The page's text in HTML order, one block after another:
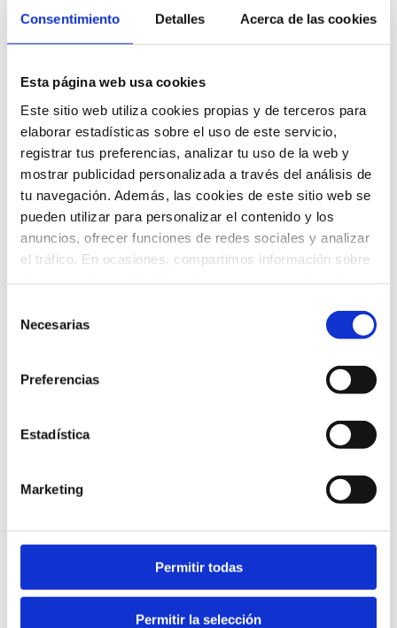
Consentimiento Detalles Acerca de las cookies
Esta página web usa cookies
Este sitio web utiliza cookies propias y de terceros para
elaborar estadísticas sobre el uso de este servicio,
registrar tus preferencias, analizar tu uso de la web y
mostrar publicidad personalizada a través del análisis de
tu navegación. Además, las cookies de este sitio web se
pueden utilizar para personalizar el contenido y los
anuncios, ofrecer funciones de redes sociales y analizar
el tráfico. En ocasiones, compartimos información sobre
ubicados en países fuera del EEE, quienes pueden
proporcionado o que hayan recopilado a partir del uso
que hayas hecho de sus servicios.
su uso indicando a continuación tus preferencias.
Puedes obtener más información sobre el uso de cookies
Necesarias
Preferencias
Estadística
Marketing
Permitir todas
Permitir la selección
COLABORADORES